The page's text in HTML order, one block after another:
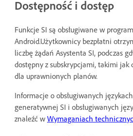
Dostępność i dostęp
Funkcje SI są obsługiwane w
Android.Użytkownicy bezpłatni
liczbę żądań Asystenta SI, podczas
dostępny z subskrypcjami, takimi jak
dla uprawnionych planów.
Informacje o obsługiwanych
generatywnej SI i obsługiwanych
znaleźć w Wymaganiach